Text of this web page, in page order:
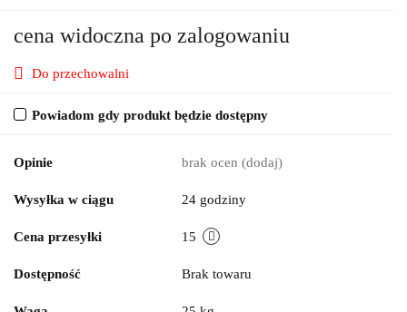
cena widoczna po zalogowaniu
Do przechowalni
Powiadom gdy produkt będzie dostępny
Opinie brak ocen (dodaj)
Wysyłka w ciągu 24 godziny
Cena przesyłki 15
Dostępność Brak towaru